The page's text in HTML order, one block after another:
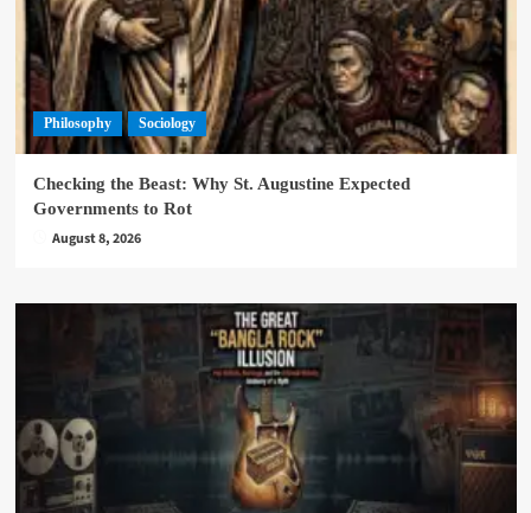
Philosophy Sociology
Checking the Beast: Why St. Augustine Expected
Governments to Rot
August 8, 2026